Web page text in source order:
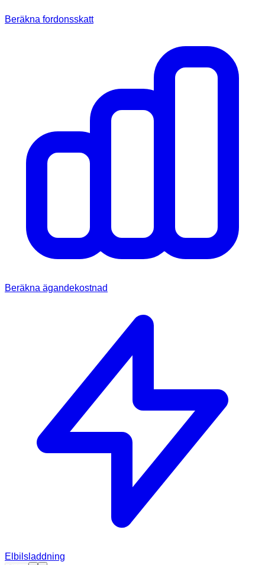
Beräkna fordonsskatt
Beräkna ägandekostnad
Elbilsladdning